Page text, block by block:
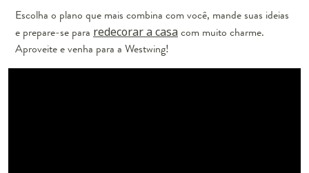
Escolha o plano que mais combina com você, mande suas ideias
e prepare-se para redecorar a casacom muito charme.
Aproveite e venha para a Westwing!